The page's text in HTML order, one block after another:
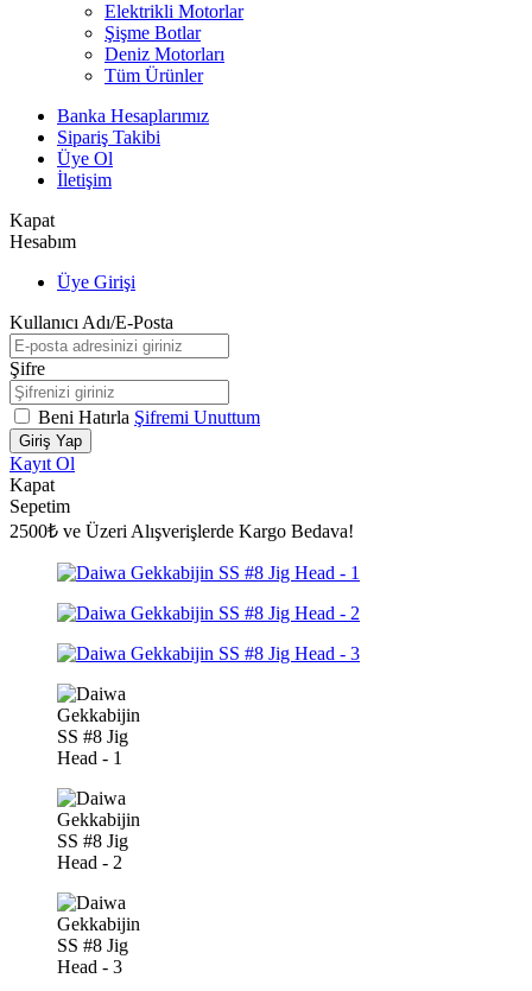
Elektrikli Motorlar
Şişme Botlar
Deniz Motorları
Tüm Ürünler
Banka Hesaplarımız
Sipariş Takibi
Üye Ol
İletişim
Kapat
Hesabım
Üye Girişi
Kullanıcı Adı/E-Posta
Şifre
Beni Hatırla Şifremi Unuttum
Giriş Yap
Kayıt Ol
Kapat
Sepetim
2500₺ ve Üzeri Alışverişlerde Kargo Bedava!